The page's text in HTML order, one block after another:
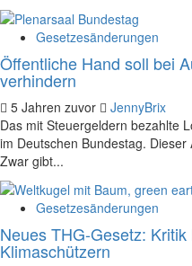
Gesetzesänderungen
Öffentliche Hand soll bei
verhindern
5 Jahren zuvor
JennyBrix
Das mit Steuergeldern bezahlte
im Deutschen Bundestag.
Zwar gibt...
Gesetzesänderungen
Neues THG-Gesetz:
Klimaschützern